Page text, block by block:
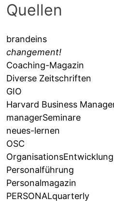
Quellen
brandeins
changement!
Coaching-Magazin
Diverse Zeitschriften
GIO
Harvard Business
managerSeminare
neues-lernen
OSC
OrganisationsEntwicklung
Personalführung
Personalmagazin
PERSONALquarterly